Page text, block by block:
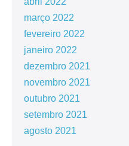
março 2022
fevereiro 2022
janeiro 2022
dezembro 2021
novembro 2021
outubro 2021
setembro 2021
agosto 2021